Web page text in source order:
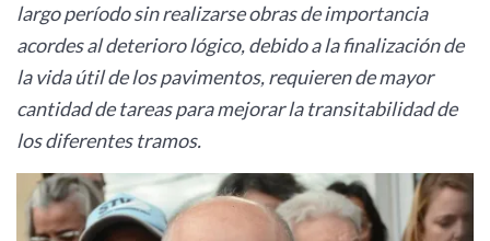
largo período sin realizarse obras de importancia
acordes al deterioro lógico, debido a la finalización de
la vida útil de los pavimentos, requieren de mayor
cantidad de tareas para mejorar la transitabilidad de
los diferentes tramos.